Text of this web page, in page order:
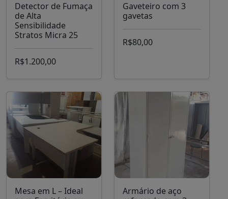
Detector de Fumaça
de Alta
Sensibilidade
Stratos Micra 25
R$1.200,00
Gaveteiro com 3
gavetas
R$80,00
Mesa em L – Ideal
Armário de aço